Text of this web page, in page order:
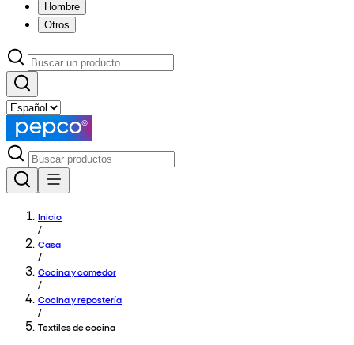
Hombre
Otros
Inicio
/
Casa
/
Cocina y comedor
/
Cocina y repostería
/
Textiles de cocina